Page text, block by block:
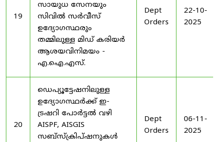
19
സായുധ സേനയും
സിവിൽ സർവീസ്
ഉദ്യോഗസ്ഥരും
തമ്മിലുള്ള മിഡ് കരിയർ
ആശയവിനിമയം -
എ.ഐ.എസ്.
Dept
Orders
22-10-
2025
20
ഡെപ്യൂട്ടേഷനിലുള്ള
ഉദ്യോഗസ്ഥർക്ക് ഇ-
ട്രഷറി പോർട്ടൽ വഴി
AISPF, AISGIS
സബ്‌സ്‌ക്രിപ്‌ഷനുകൾ
Dept
Orders
06-11-
2025